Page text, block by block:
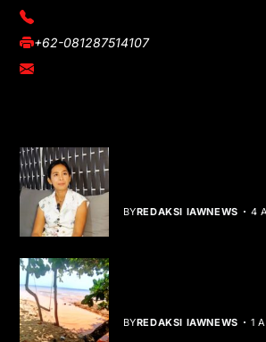
(021) 3908026
+62-081287514107
adm@iawnews.com
BYREDAKSI IAWNEWS 4
BYREDAKSI IAWNEWS 1